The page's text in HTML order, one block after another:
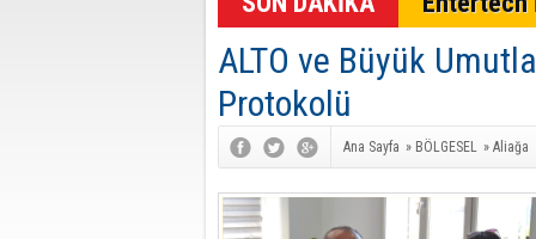
ALTO ve Büyük
Protokolü
Ana Sayfa » BÖLGESEL » Aliağa